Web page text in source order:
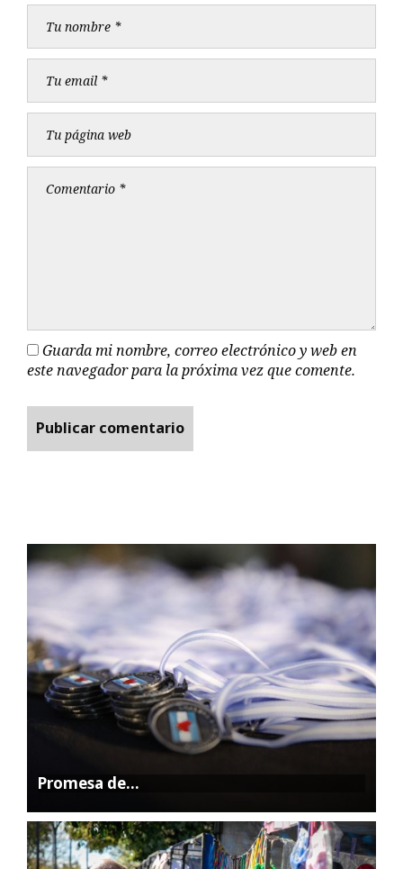
Guarda mi nombre, correo electrónico y web en
este navegador para la próxima vez que comente.
Promesa de…